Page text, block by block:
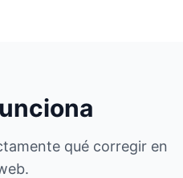
qué corregir en